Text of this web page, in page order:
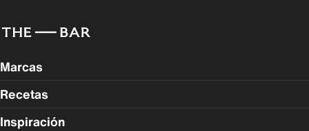
Marcas
Recetas
Inspiración